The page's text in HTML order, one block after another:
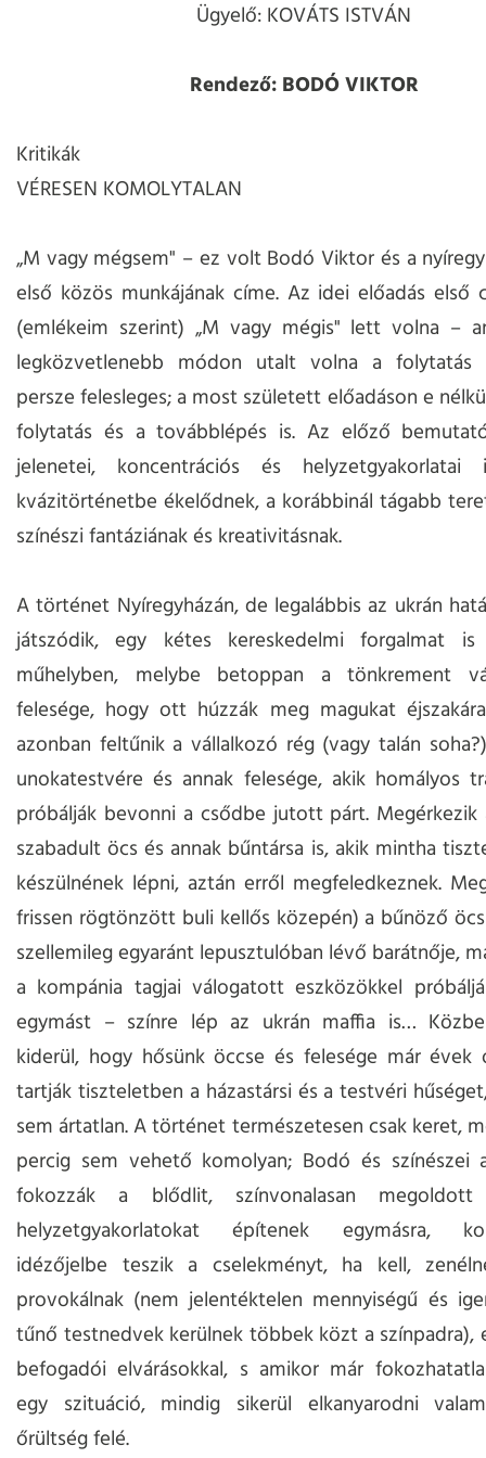
Ügyelő: KOVÁTS ISTVÁN
Rendező: BODÓ VIKTOR
Kritikák
VÉRESEN KOMOLYTALAN
„M vagy mégsem" – ez volt Bodó Viktor és a
első közös munkájának címe. Az idei előadás első
(emlékeim szerint) „M vagy mégis" lett volna –
legközvetlenebb módon utalt volna a folytatás
persze felesleges; a most született előadáson e
folytatás és a továbblépés is. Az előző
jelenetei, koncentrációs és
kvázitörténetbe ékelődnek, a korábbinál tágabb
színészi fantáziának és kreativitásnak.
A történet Nyíregyházán, de legalábbis az ukrán
játszódik, egy kétes kereskedelmi forgalmat is
műhelyben, melybe betoppan a tönkrement
felesége, hogy ott húzzák meg magukat
azonban feltűnik a vállalkozó rég (vagy talán
unokatestvére és annak felesége, akik homályos
próbálják bevonni a csődbe jutott párt.
szabadult öcs és annak bűntársa is, akik mintha
készülnének lépni, aztán erről megfeledkeznek.
frissen rögtönzött buli kellős közepén) a bűnöző
szellemileg egyaránt lepusztulóban lévő barátnője,
a kompánia tagjai válogatott eszközökkel
egymást – színre lép az ukrán maffia is…
kiderül, hogy hősünk öccse és felesége már évek
tartják tiszteletben a házastársi és a testvéri
sem ártatlan. A történet természetesen csak keret,
percig sem vehető komolyan; Bodó és színészei
fokozzák a blődlit, színvonalasan
helyzetgyakorlatokat építenek egymásra,
idézőjelbe teszik a cselekményt, ha kell,
provokálnak (nem jelentéktelen mennyiségű és
tűnő testnedvek kerülnek többek közt a színpadra),
befogadói elvárásokkal, s amikor már
egy szituáció, mindig sikerül elkanyarodni
őrültség felé.